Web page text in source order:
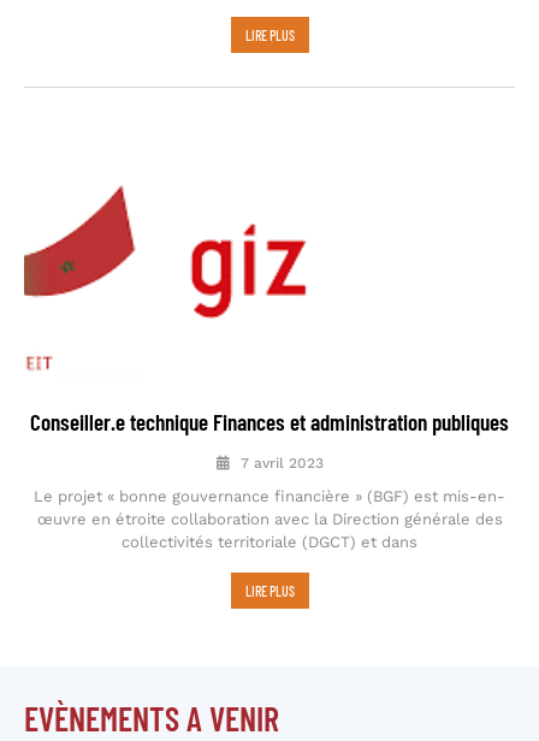
LIRE PLUS
Conseiller.e technique Finances et administration publiques
7 avril 2023
Le projet « bonne gouvernance financière » (BGF) est mis-en-
œuvre en étroite collaboration avec la Direction générale des
collectivités territoriale (DGCT) et dans
LIRE PLUS
EVÈNEMENTS A VENIR